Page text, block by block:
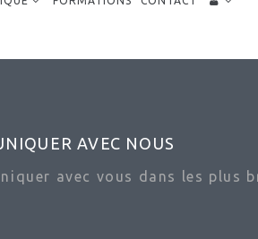
AVEC NOUS
avec vous dans les plus